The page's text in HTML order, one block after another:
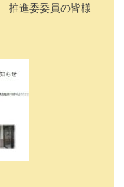
推進委委員の皆様